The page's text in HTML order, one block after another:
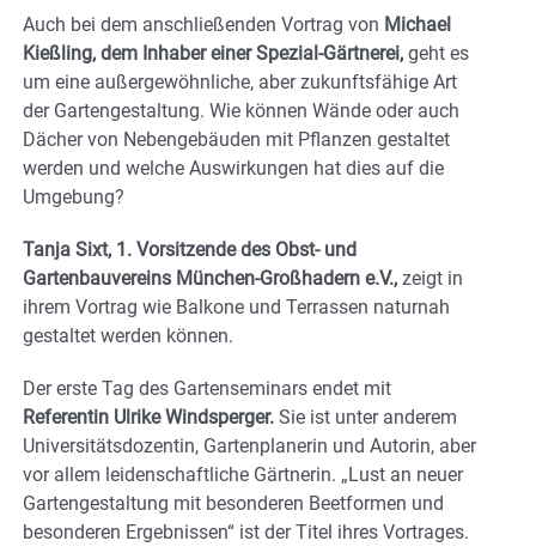
Auch bei dem anschließenden Vortrag von Michael
Kießling, dem Inhaber einer Spezial-Gärtnerei, geht es
um eine außergewöhnliche, aber zukunftsfähige Art
der Gartengestaltung. Wie können Wände oder auch
Dächer von Nebengebäuden mit Pflanzen gestaltet
werden und welche Auswirkungen hat dies auf die
Umgebung?
Tanja Sixt, 1. Vorsitzende des Obst- und
Gartenbauvereins München-Großhadern e.V., zeigt in
ihrem Vortrag wie Balkone und Terrassen naturnah
gestaltet werden können.
Der erste Tag des Gartenseminars endet mit
Referentin Ulrike Windsperger. Sie ist unter anderem
Universitätsdozentin, Gartenplanerin und Autorin, aber
vor allem leidenschaftliche Gärtnerin. „Lust an neuer
Gartengestaltung mit besonderen Beetformen und
besonderen Ergebnissen“ ist der Titel ihres Vortrages.